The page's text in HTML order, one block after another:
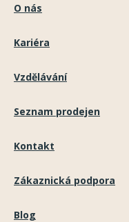
O nás
Kariéra
Vzdělávání
Seznam prodejen
Kontakt
Zákaznická podpora
Blog